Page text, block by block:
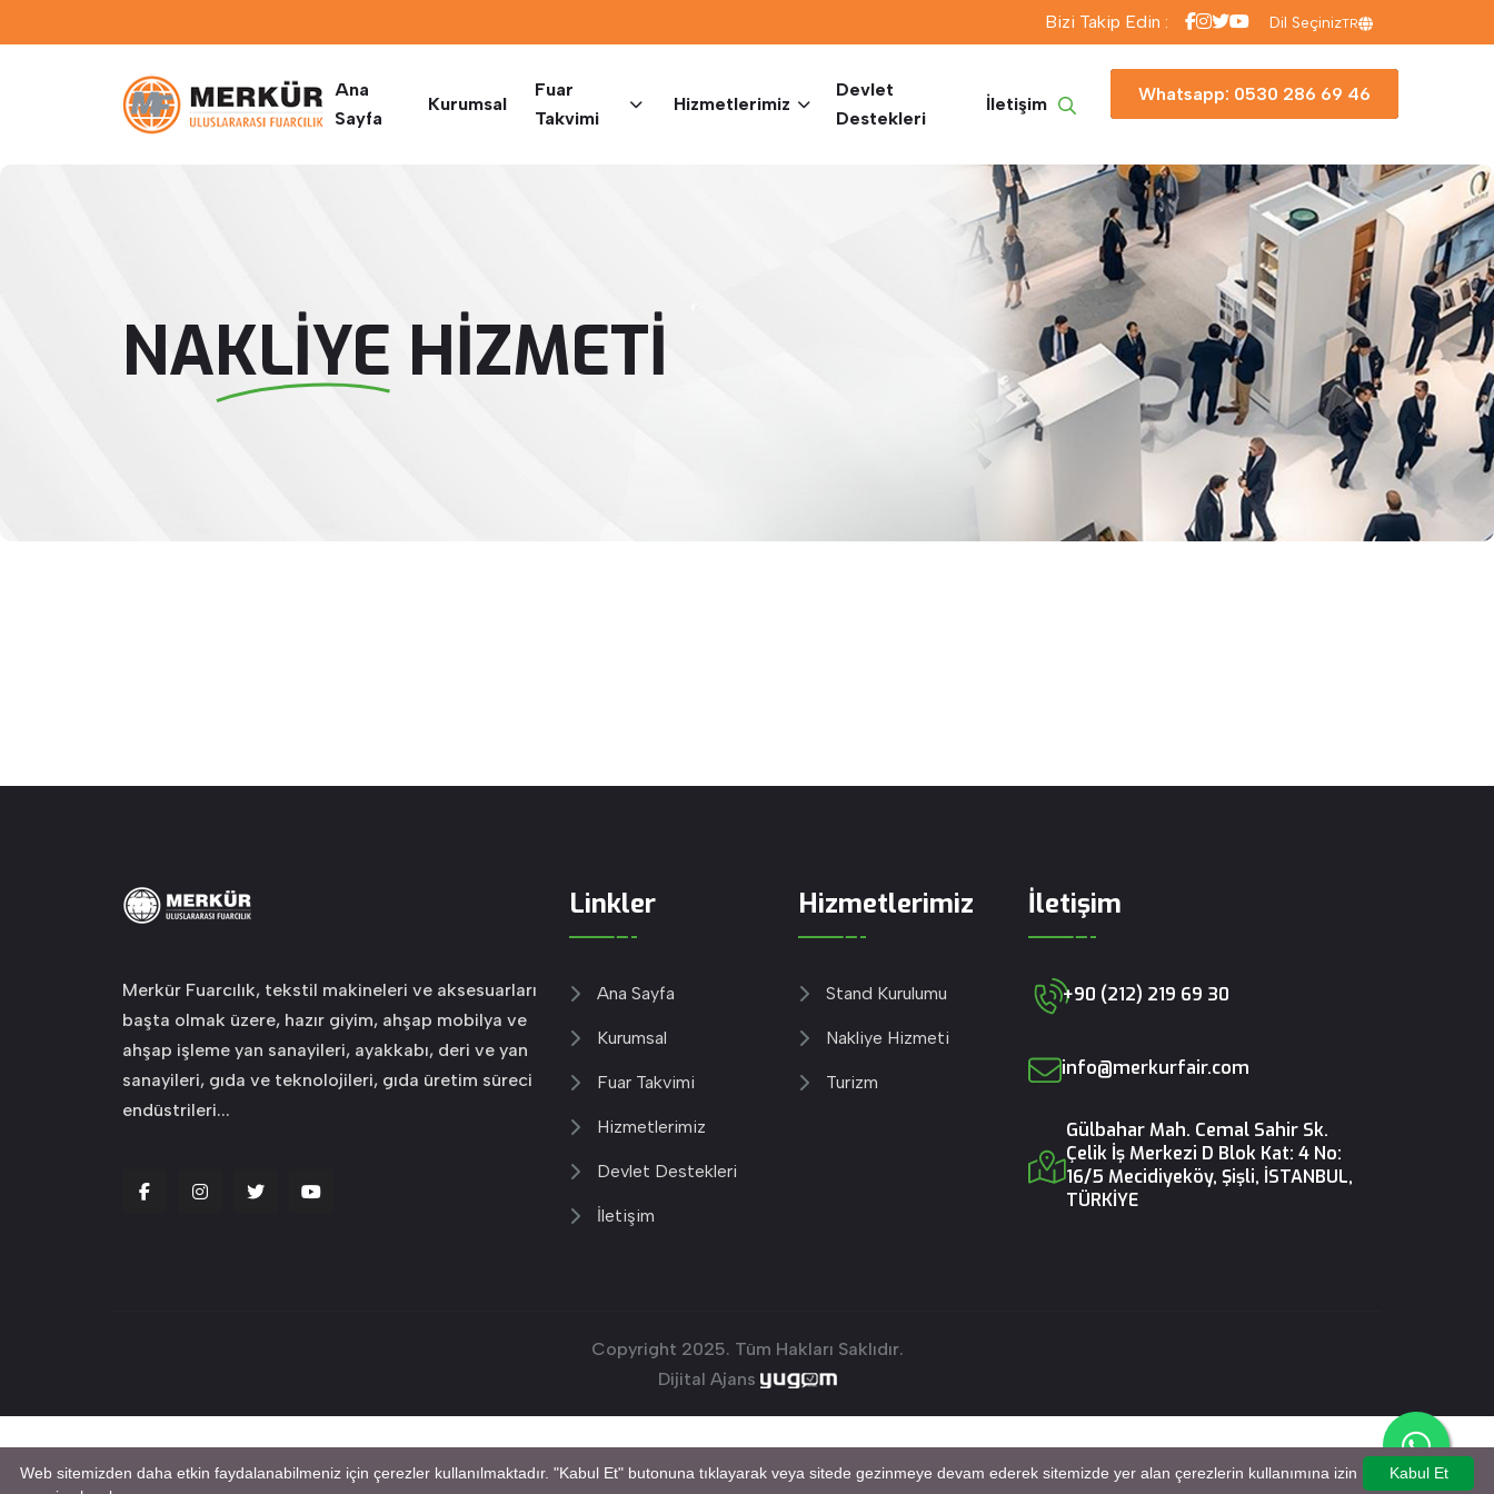
Bizi Takip Edin : Dil SeçinizTR
Ana
Sayfa
Kurumsal
Fuar
Takvimi
Hizmetlerimiz
Devlet
Destekleri
İletişim Whatsapp: 0530 286 69 46
NAKLIYE HIZMETI
Merkür Fuarcılık, tekstil makineleri ve aksesuarları
başta olmak üzere, hazır giyim, ahşap mobilya ve
ahşap işleme yan sanayileri, ayakkabı, deri ve yan
sanayileri, gıda ve teknolojileri, gıda üretim süreci
endüstrileri...
Linkler
Ana Sayfa
Kurumsal
Fuar Takvimi
Hizmetlerimiz
Devlet Destekleri
İletişim
Hizmetlerimiz
Stand Kurulumu
Nakliye Hizmeti
Turizm
İletişim
+90 (212) 219 69 30
info@merkurfair.com
Gülbahar Mah. Cemal Sahir Sk.
Çelik İş Merkezi D Blok Kat: 4 No:
16/5 Mecidiyeköy, Şişli, İSTANBUL,
TÜRKİYE
Copyright 2025. Tüm Hakları Saklıdır.
Dijital Ajans
Kabul Et
Web sitemizden daha etkin faydalanabilmeniz için çerezler kullanılmaktadır. "Kabul Et" butonuna tıklayarak veya sitede gezinmeye devam ederek sitemizde yer alan çerezlerin kullanımına izin